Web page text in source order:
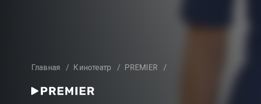
Главная / Кинотеатр / PREMIER /